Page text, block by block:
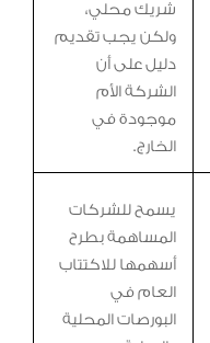
شريك محلي،
ولكن يجب تقديم
دليل على أن
الشركة الأم
موجودة في
الخارج.
يسمح للشركات
المساهمة بطرح
أسهمها للاكتتاب
العام في
البورصات المحلية